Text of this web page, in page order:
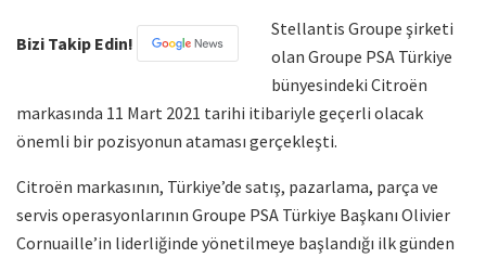
Bizi Takip Edin!
Stellantis Groupe şirketi
olan Groupe PSA Türkiye
bünyesindeki Citroën
markasında 11 Mart 2021 tarihi itibariyle geçerli olacak
önemli bir pozisyonun ataması gerçekleşti.
Citroën markasının, Türkiye’de satış, pazarlama, parça ve
servis operasyonlarının Groupe PSA Türkiye Başkanı Olivier
Cornuaille’in liderliğinde yönetilmeye başlandığı ilk günden